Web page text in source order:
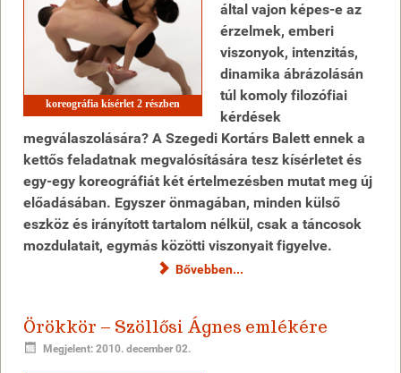
koreográfia kísérlet 2 részben
által vajon képes-e az
érzelmek, emberi
viszonyok, intenzitás,
dinamika ábrázolásán
túl komoly filozófiai
kérdések
megválaszolására? A Szegedi Kortárs Balett ennek a
kettős feladatnak megvalósítására tesz kísérletet és
egy-egy koreográfiát két értelmezésben mutat meg új
előadásában. Egyszer önmagában, minden külső
eszköz és irányított tartalom nélkül, csak a táncosok
mozdulatait, egymás közötti viszonyait figyelve.
Bővebben...
Örökkör – Szöllősi Ágnes emlékére
Megjelent: 2010. december 02.